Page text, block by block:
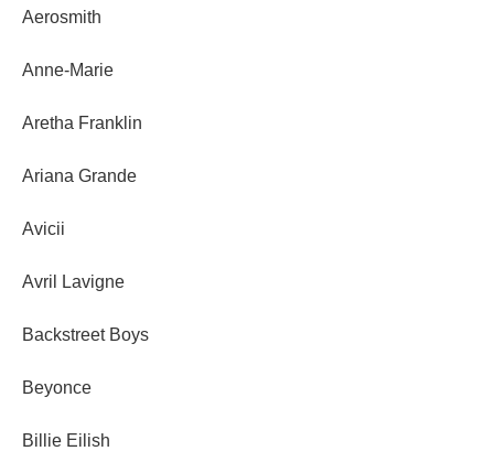
Aerosmith
Anne-Marie
Aretha Franklin
Ariana Grande
Avicii
Avril Lavigne
Backstreet Boys
Beyonce
Billie Eilish